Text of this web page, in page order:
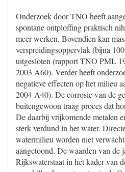
Onderzoek door TNO heeft
spontane ontploffing praktisch
meer werken. Bovendien kan
verspreidingsoppervlak (bijna
uitgesloten (rapport TNO PML
2003 A60). Verder heeft
negatieve effecten op het milieu
2004 A40). De corrosie van de
buitengewoon traag proces dat
De daarbij vrijkomende metalen
sterk verdund in het water.
watermilieu worden niet
aangetoond. De waarden van de
Rijkswaterstaat in het kader van